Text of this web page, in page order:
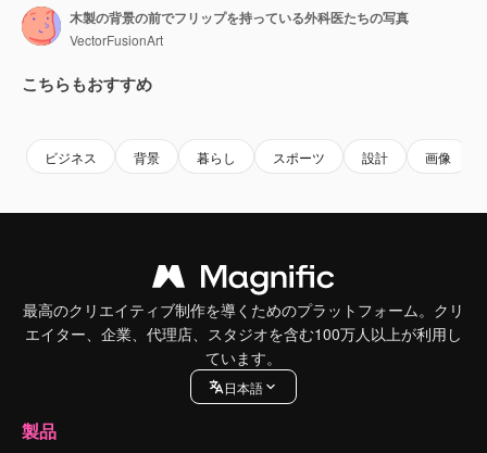
木製の背景の前でフリップを持っている外科医たちの写真
VectorFusionArt
こちらもおすすめ
ビジネス 背景 暮らし スポーツ 設計 画像
最高のクリエイティブ制作を導くためのプラットフォーム。クリ
エイター、企業、代理店、スタジオを含む100万人以上が利用し
ています。
日本語
製品